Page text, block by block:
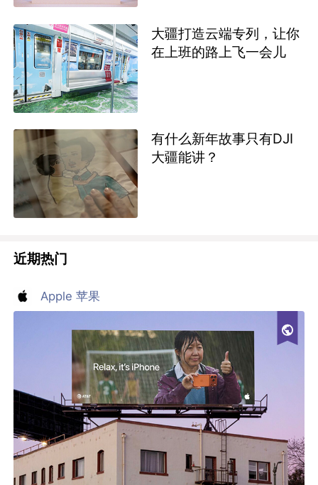
大疆打造云端专列，让你
在上班的路上飞一会儿
有什么新年故事只有DJI
大疆能讲？
近期热门
Apple 苹果